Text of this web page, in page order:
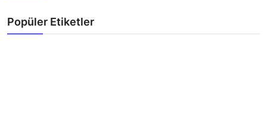
Popüler Etiketler